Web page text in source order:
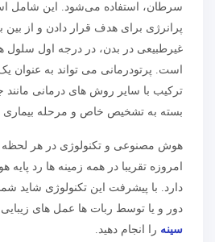
سرطان، استفاده می‌شود. این شامل
پرانرژی برای هدف قرار دادن و از
غیرطبیعی در بدن، در درجه اول
است. پرتودرمانی می تواند به عنوان یک
ترکیب با سایر روش های درمانی
بسته به تشخیص خاص و مرحله بیماری
هوش مصنوعی و تکنولوژی در هر لحظه
امروزه تقریبا در همه زمینه ها رد
دارد. با پیشرفت این تکنولوژی شاید
دور و یا توسط ربات ها عمل های زیبایی
سینه را انجام دهید.